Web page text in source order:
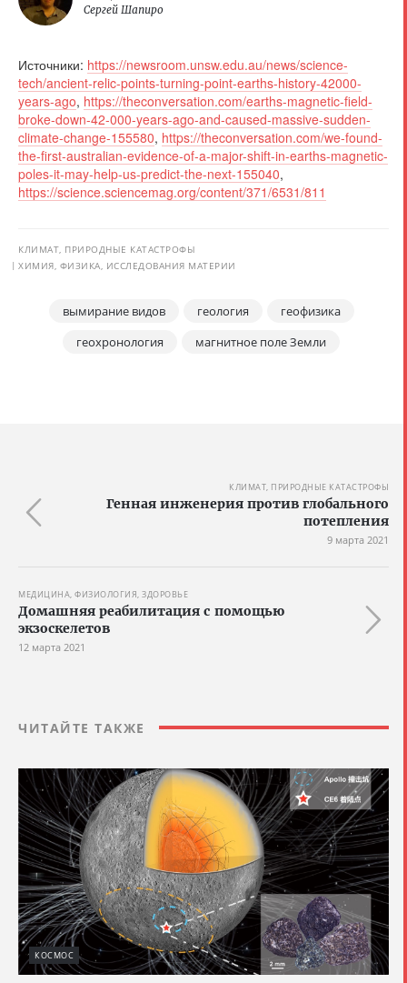
Сергей Шапиро
Источники: https://newsroom.unsw.edu.au/news/science-
tech/ancient-relic-points-turning-point-earths-history-42000-
years-ago, https://theconversation.com/earths-magnetic-field-
broke-down-42-000-years-ago-and-caused-massive-sudden-
climate-change-155580, https://theconversation.com/we-found-
the-first-australian-evidence-of-a-major-shift-in-earths-magnetic-
poles-it-may-help-us-predict-the-next-155040,
https://science.sciencemag.org/content/371/6531/811
КЛИМАТ, ПРИРОДНЫЕ КАТАСТРОФЫ
ХИМИЯ, ФИЗИКА, ИССЛЕДОВАНИЯ МАТЕРИИ
вымирание видов геология
геофизика
геохронология
магнитное поле Земли
КЛИМАТ, ПРИРОДНЫЕ КАТАСТРОФЫ
Генная инженерия против глобального
потепления
9 марта 2021
МЕДИЦИНА, ФИЗИОЛОГИЯ, ЗДОРОВЬЕ
Домашняя реабилитация с помощью
экзоскелетов
12 марта 2021
ЧИТАЙТЕ ТАКЖЕ
КОСМОС